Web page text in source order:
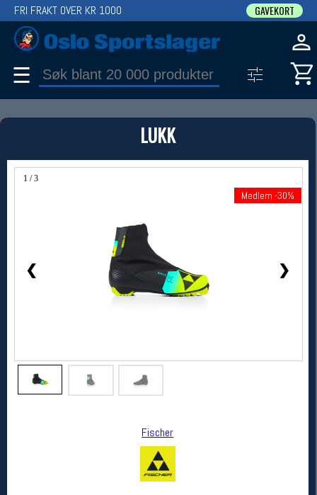
LUKK
1 / 3
❮ ❯
Medlem -30%
Fischer
FRI FRAKT OVER KR 1000 GAVEKORT
☰
PRODUKT
Produkter (1)
Bruk filter til å spisse søket